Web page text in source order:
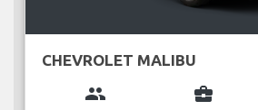
CHEVROLET MALIBU
group business_center